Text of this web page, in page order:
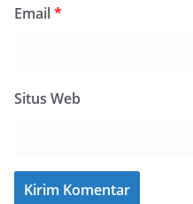
Email*
Situs Web